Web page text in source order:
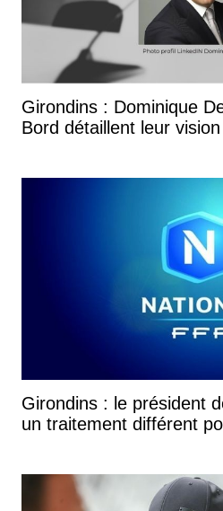
Girondins : Dominique
Bord détaillent leur
Girondins : le président
un traitement différent